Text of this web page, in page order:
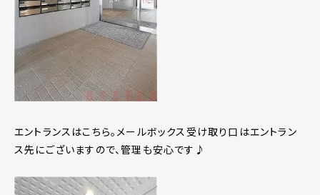
エントランスはこちら。メールボックス受け取り口はエントラン
ス先にございますので、管理も安心です♪